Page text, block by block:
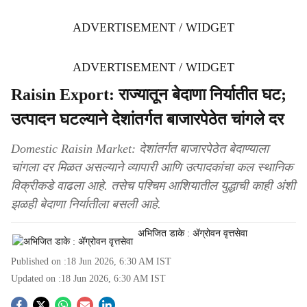
ADVERTISEMENT / WIDGET
ADVERTISEMENT / WIDGET
Raisin Export: राज्यातून बेदाणा निर्यातीत घट;
उत्पादन घटल्याने देशांतर्गत बाजारपेठेत चांगले दर
Domestic Raisin Market: देशांतर्गत बाजारपेठेत बेदाण्याला
चांगला दर मिळत असल्याने व्यापारी आणि उत्पादकांचा कल स्थानिक
विक्रीकडे वाढला आहे. तसेच पश्‍चिम आशियातील युद्धाची काही अंशी
झळही बेदाणा निर्यातीला बसली आहे.
अभिजित डाके : ॲग्रोवन वृत्तसेवा
Published on :18 Jun 2026, 6:30 AM IST
Updated on :18 Jun 2026, 6:30 AM IST